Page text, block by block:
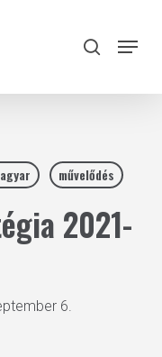
search
Menu
művelődés
2021-
6.
Close